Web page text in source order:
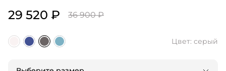
29 520 ₽ 36 900 ₽
Цвет: cерый